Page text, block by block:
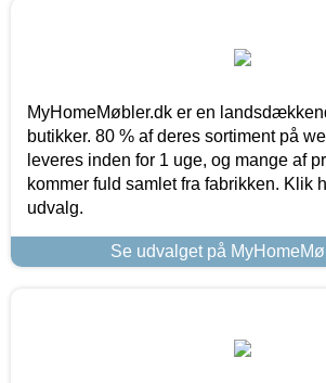
MyHomeMøbler.dk er en
butikker. 80 % af deres sortiment på
leveres inden for 1 uge, og mange af
kommer fuld samlet fra fabrikken. Klik
udvalg.
Se udvalget på